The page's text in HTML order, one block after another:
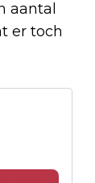
aantal
er toch